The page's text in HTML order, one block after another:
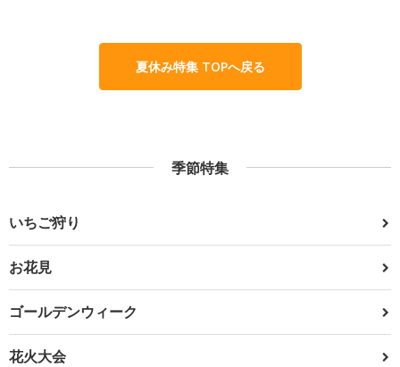
夏休み特集 TOPへ戻る
季節特集
いちご狩り
お花見
ゴールデンウィーク
花火大会